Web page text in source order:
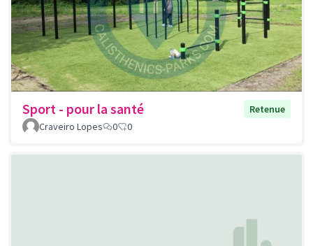
Sport - pour la santé
Retenue
Craveiro Lopes
0 0